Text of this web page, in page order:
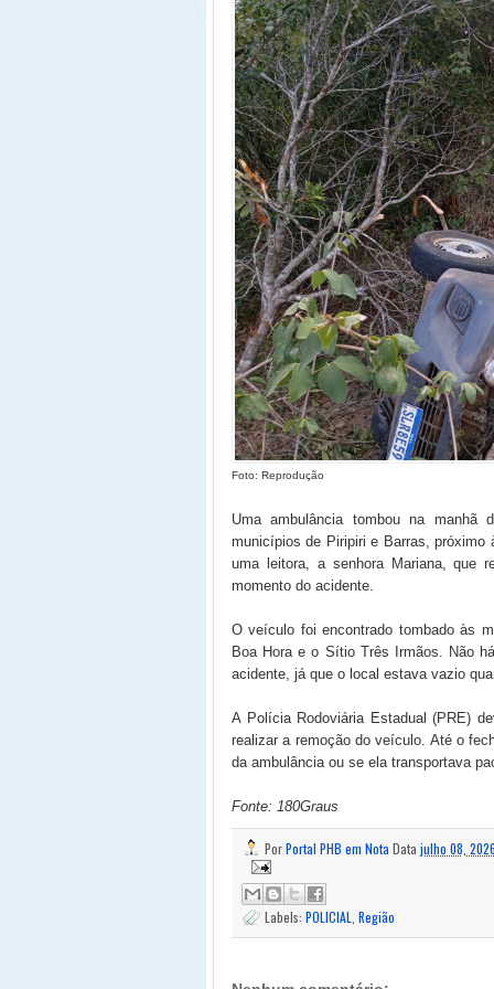
Foto: Reprodução
Uma ambulância tombou na manhã
municípios de Piripiri e Barras, próximo
uma leitora, a senhora Mariana, que
momento do acidente.
O veículo foi encontrado tombado às
Boa Hora e o Sítio Três Irmãos. Não
acidente, já que o local estava vazio
A Polícia Rodoviária Estadual (PRE)
realizar a remoção do veículo. Até o
da ambulância ou se ela transportava
Fonte: 180Graus
PorPortal PHB em Nota Data julho 08,
Labels: POLICIAL Região